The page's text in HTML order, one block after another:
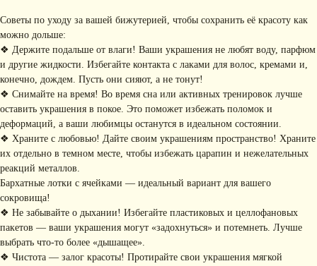
Советы по уходу за вашей бижутерией, чтобы сохранить её красоту как
можно дольше:
❖ Держите подальше от влаги! Ваши украшения не любят воду, парфюм
и другие жидкости. Избегайте контакта с лаками для волос, кремами и,
конечно, дождем. Пусть они сияют, а не тонут!
❖ Снимайте на время! Во время сна или активных тренировок лучше
оставить украшения в покое. Это поможет избежать поломок и
деформаций, а ваши любимцы останутся в идеальном состоянии.
❖ Храните с любовью! Дайте своим украшениям пространство! Храните
их отдельно в темном месте, чтобы избежать царапин и нежелательных
реакций металлов.
Бархатные лотки с ячейками — идеальный вариант для вашего
сокровища!
❖ Не забывайте о дыхании! Избегайте пластиковых и целлофановых
пакетов — ваши украшения могут «задохнуться» и потемнеть. Лучше
выбрать что-то более «дышащее».
❖ Чистота — залог красоты! Протирайте свои украшения мягкой
ПОДПИШИТЕСЬ НА
РАССЫЛКУ
• Доставка и оплата
• Рекомендации
• Новости
• Упаковка
• Об IDARI
• Главная
• Каталог
idari.brand@mail.ru
+ 7 (916) 958-00-78
КОНТАКТЫ
Рассказываем о новых
коллекциях, акциях и трендах
РАЗДЕЛЫ ИНТЕРНЕТ-
МАГАЗИНА